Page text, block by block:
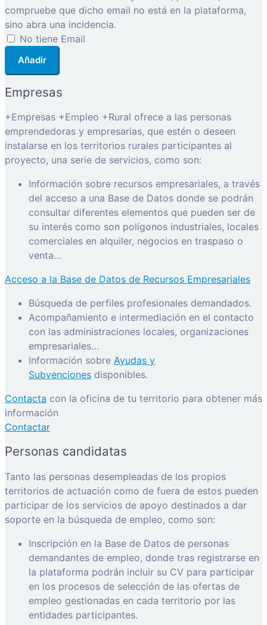
compruebe que dicho email no está en la plataforma,
sino abra una incidencia.
No tiene Email
Añadir
Empresas
+Empresas +Empleo +Rural ofrece a las personas
emprendedoras y empresarias, que estén o deseen
instalarse en los territorios rurales participantes al
proyecto, una serie de servicios, como son:
Información sobre recursos empresariales, a través
del acceso a una Base de Datos donde se podrán
consultar diferentes elementos que pueden ser de
su interés como son polígonos industriales, locales
comerciales en alquiler, negocios en traspaso o
venta…
Acceso a la Base de Datos de Recursos Empresariales
Búsqueda de perfiles profesionales demandados.
Acompañamiento e intermediación en el contacto
con las administraciones locales, organizaciones
empresariales…
Información sobre Ayudas y
Subvenciones disponibles.
Contacta con la oficina de tu territorio para obtener más
información
Contactar
Personas candidatas
Tanto las personas desempleadas de los propios
territorios de actuación como de fuera de estos pueden
participar de los servicios de apoyo destinados a dar
soporte en la búsqueda de empleo, como son:
Inscripción en la Base de Datos de personas
demandantes de empleo, donde tras registrarse en
la plataforma podrán incluir su CV para participar
en los procesos de selección de las ofertas de
empleo gestionadas en cada territorio por las
entidades participantes.